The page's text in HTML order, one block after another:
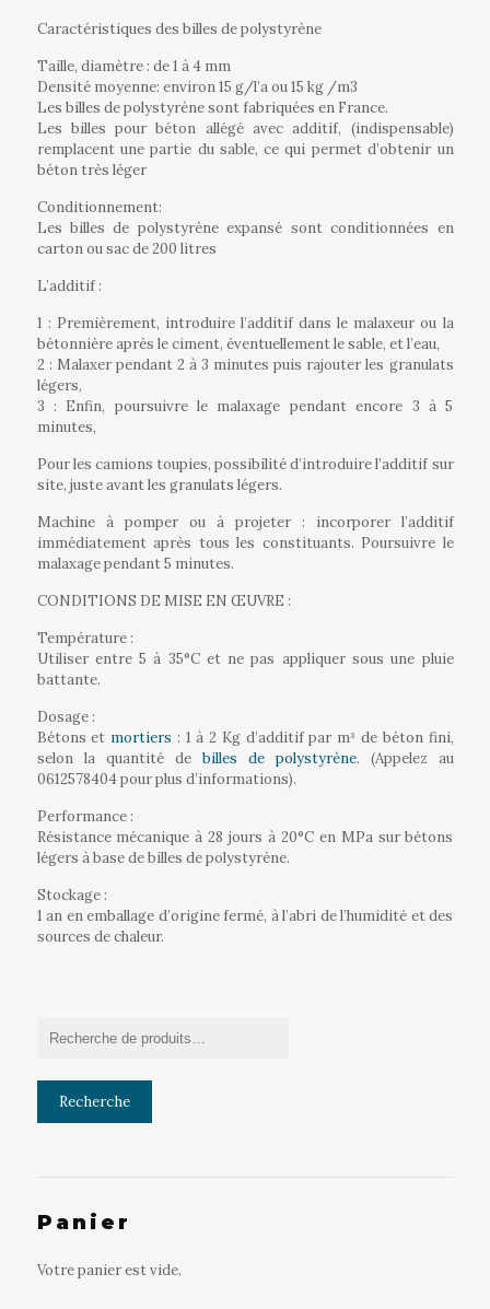
Caractéristiques des billes de polystyrène
Taille, diamètre : de 1 à 4 mm
Densité moyenne: environ15 g/l’a ou 15 kg /m3
Les billes de polystyrène sont fabriquées en France.
Les billes pour béton allégé avec additif, (indispensable)
remplacent une partie du sable, ce qui permet d’obtenir un
béton très léger
Conditionnement:
Les billes de polystyrène expansé sont conditionnées en
carton ou sac de 200 litres
L’additif :
1 : Premièrement, introduire l’additif dans le malaxeur ou la
bétonnière après le ciment, éventuellement le sable, et l’eau,
2 : Malaxer pendant 2 à 3 minutes puis rajouter les granulats
légers,
3 : Enfin, poursuivre le malaxage pendant encore 3 à 5
minutes,
Pour les camions toupies, possibilité d’introduire l’additif sur
site, juste avant les granulats légers.
Machine à pomper ou à projeter : incorporer
l’additif
immédiatement après tous les constituants. Poursuivre le
malaxage pendant 5 minutes.
CONDITIONS DE MISE EN ŒUVRE :
Température :
Utiliser entre 5 à 35°C et ne pas appliquer sous une pluie
battante.
Dosage :
Bétons et mortiers : 1 à 2 Kg d’additif par m³ de béton fini,
selon la quantité debilles de polystyrène. (Appelez au
0612578404 pour plus d’informations).
Performance :
Résistance mécanique à 28 jours à 20°C en MPa sur bétons
légers à base de billes de polystyrène.
Stockage :
1 an en emballage d’origine fermé, à l’abri de l’humidité et des
sources de chaleur.
Recherche
Panier
Votre panier est vide.